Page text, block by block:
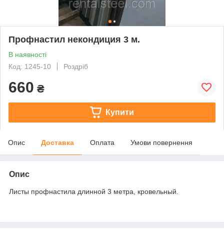
Профнастил некондиция 3 м.
В наявності
Код: 1245-10
Роздріб
660 ₴
Купити
Опис Доставка Оплата Умови повернення
Опис
Листы профнастила длинной 3 метра, кровельный.